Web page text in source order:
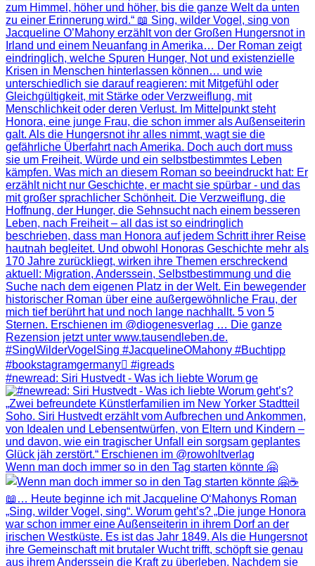
#newread: Siri Hustvedt - Was ich liebte Worum ge
Wenn man doch immer so in den Tag starten könnte 🤗